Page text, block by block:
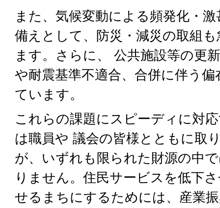
また、気候変動による頻発化・
備えとして、防災・減災の取組
ます。さらに、 公共施設等の更
や耐震基準不適合、合併に伴う
ています。
これらの課題にスピーディに対
は職員や 議会の皆様とともに取
が、いずれも限られた財源の中
りません。住民サービスを低下
せるまちにするためには、産業